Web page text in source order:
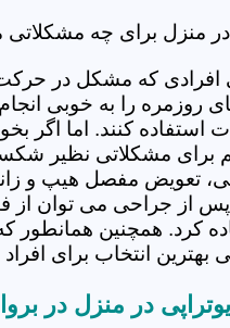
در منزل برای چه
افرادی که مشکل در
روزمره را به خوبی
استفاده کنند. اما اگر
برای مشکلاتی نظیر
تعویض مفصل هیپ و
از جراحی می توان از
کرد. همچنین همانطور
بهترین انتخاب برای
در منزل در